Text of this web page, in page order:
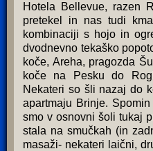
Hotela Bellevue, razen
pretekel in nas tudi
kombinaciji s hojo in
dvodnevno tekaško
koče, Areha, pragozda
koče na Pesku do
Nekateri so šli nazaj do
apartmaju Brinje.
smo v osnovni šoli tukaj
stala na smučkah (in
masaži- nekateri laični,